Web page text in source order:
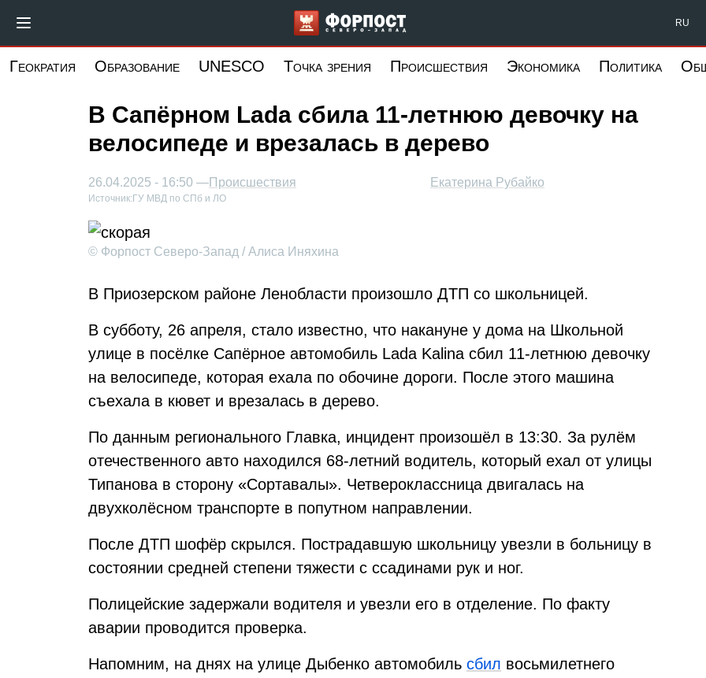
основному
Форпост Северо-Запад RU
Геократия Образование UNESCO Точка зрения Происшествия Экономика Политика
В Сапёрном Lada сбила 11-летнюю девочку на
велосипеде и врезалась в дерево
Екатерина Рубайко
26.04.2025 - 16:50 —Происшествия
Источник: ГУ МВД по СПб и ЛО
© Форпост Северо-Запад / Алиса Иняхина
В Приозерском районе Ленобласти произошло ДТП со школьницей.
В субботу, 26 апреля, стало известно, что накануне у дома на Школьной
улице в посёлке Сапёрное автомобиль Lada Kalina сбил 11-летнюю девочку
на велосипеде, которая ехала по обочине дороги. После этого машина
съехала в кювет и врезалась в дерево.
По данным регионального Главка, инцидент произошёл в 13:30. За рулём
отечественного авто находился 68-летний водитель, который ехал от улицы
Типанова в сторону «Сортавалы». Четвероклассница двигалась на
двухколёсном транспорте в попутном направлении.
После ДТП шофёр скрылся. Пострадавшую школьницу увезли в больницу в
состоянии средней степени тяжести с ссадинами рук и ног.
Полицейские задержали водителя и увезли его в отделение. По факту
аварии проводится проверка.
Напомним, на днях на улице Дыбенко автомобиль сбил восьмилетнего